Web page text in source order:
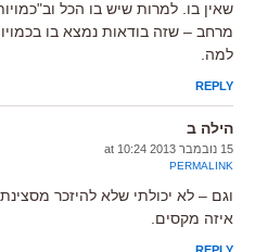
מרחב – שזה בודאות נמצא בו
למה.
REPLY
הילה ב
15 נובמבר 2013 at 10:24
PERMALINK
איזה מקסים.